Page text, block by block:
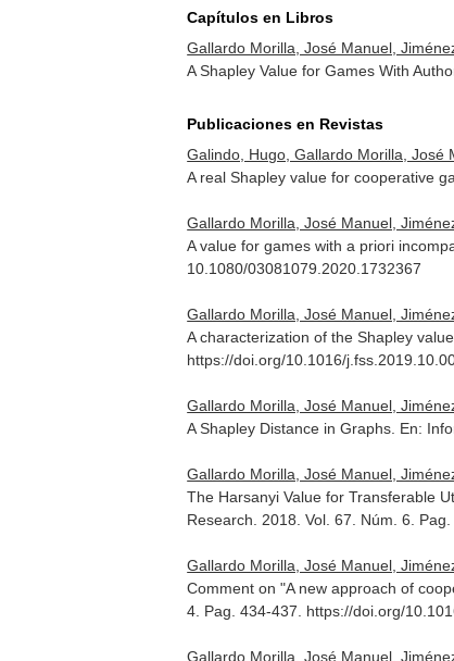
Capítulos en Libros
Gallardo Morilla, José Manuel,
A Shapley Value for Games With
Publicaciones en Revistas
Galindo, Hugo, Gallardo Morilla, José
A real Shapley value for cooperative
Gallardo Morilla, José Manuel,
A value for games with a priori
10.1080/03081079.2020.1732367
Gallardo Morilla, José Manuel,
A characterization of the Shapley
https://doi.org/10.1016/
Gallardo Morilla, José Manuel,
A Shapley Distance in Graphs. En:
Gallardo Morilla, José Manuel,
The Harsanyi Value for Transferable
Research . 2018. Vol. 67. Núm. 6.
Gallardo Morilla, José Manuel,
Comment on "A new approach of
4. Pag. 434-437. https://doi.org/
Gallardo Morilla, José Manuel,